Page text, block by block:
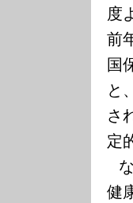
度
前
国
と
さ
定
健